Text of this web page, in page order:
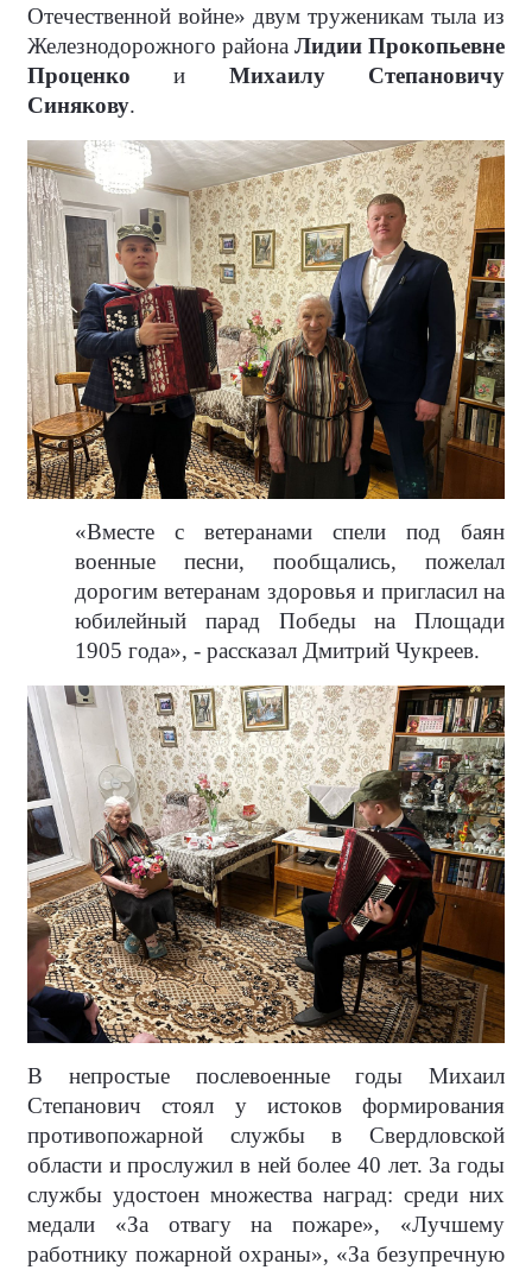
Отечественной войне» двум труженикам тыла из
Железнодорожного района Лидии Прокопьевне
Проценко и Михаилу Степановичу
Синякову.
«Вместе с ветеранами спели под баян
военные песни, пообщались, пожелал
дорогим ветеранам здоровья и пригласил на
юбилейный парад Победы на Площади
1905 года», - рассказал Дмитрий Чукреев.
В непростые послевоенные годы Михаил
Степанович стоял у истоков формирования
противопожарной службы в Свердловской
области и прослужил в ней более 40 лет. За годы
службы удостоен множества наград: среди них
медали «За отвагу на пожаре», «Лучшему
работнику пожарной охраны», «За безупречную